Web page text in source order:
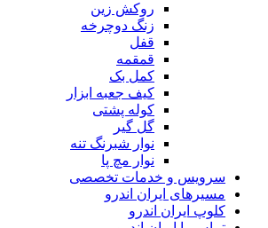
روکش زین
زنگ دوچرخه
قفل
قمقمه
کمل بک
کیف جعبه ابزار
کوله پشتی
گل گیر
نوار شبرنگ تنه
نوار مچ پا
سرویس و خدمات تخصصی
مسیرهای ایران اندرو
کلوپ ایران اندرو